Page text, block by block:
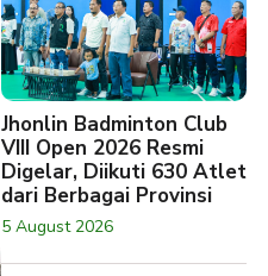
Jhonlin Badminton Club
VIII Open 2026 Resmi
Digelar, Diikuti 630 Atlet
dari Berbagai Provinsi
5 August 2026